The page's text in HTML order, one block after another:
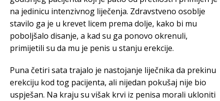
na jedinicu intenzivnog liječenja. Zdravstveno osoblje
stavilo ga je u krevet licem prema dolje, kako bi mu
poboljšalo disanje, a kad su ga ponovo okrenuli,
primijetili su da mu je penis u stanju erekcije.
Puna četiri sata trajalo je nastojanje liječnika da prekinu
erekciju kod tog pacijenta, ali nijedan pokušaj nije bio
uspješan. Na kraju su višak krvi iz penisa morali ukloniti